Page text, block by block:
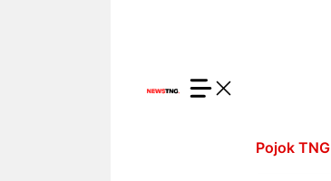
Pojok TNG